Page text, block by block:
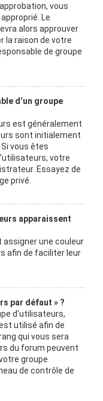
vous
Le
alors approuver
la raison de votre
de groupe
d’un groupe
est généralement
sont initialement
vous êtes
votre
Essayez de
privé.
apparaissent
une couleur
afin de faciliter leur
par défaut » ?
d’utilisateurs,
utilisé afin de
qui vous sera
du forum peuvent
groupe
de contrôle de